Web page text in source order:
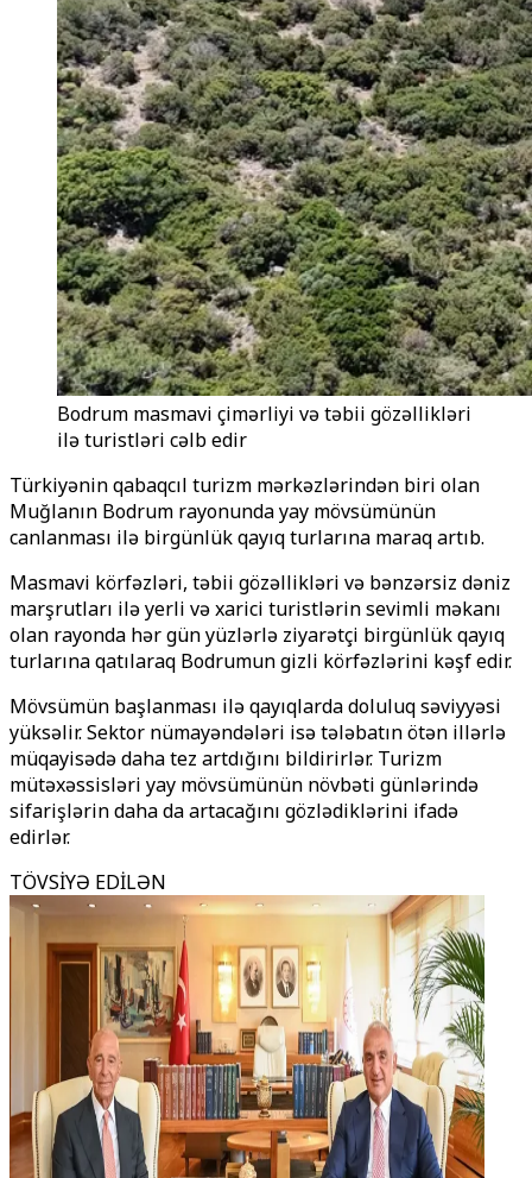
Bodrum masmavi çimərliyi və təbii gözəllikləri
ilə turistləri cəlb edir
Türkiyənin qabaqcıl turizm mərkəzlərindən biri olan
Muğlanın Bodrum rayonunda yay mövsümünün
canlanması ilə birgünlük qayıq turlarına maraq artıb.
Masmavi körfəzləri, təbii gözəllikləri və bənzərsiz dəniz
marşrutları ilə yerli və xarici turistlərin sevimli məkanı
olan rayonda hər gün yüzlərlə ziyarətçi birgünlük qayıq
turlarına qatılaraq Bodrumun gizli körfəzlərini kəşf edir.
Mövsümün başlanması ilə qayıqlarda doluluq səviyyəsi
yüksəlir. Sektor nümayəndələri isə tələbatın ötən illərlə
müqayisədə daha tez artdığını bildirirlər. Turizm
mütəxəssisləri yay mövsümünün növbəti günlərində
sifarişlərin daha da artacağını gözlədiklərini ifadə
edirlər.
TÖVSİYƏ EDİLƏN